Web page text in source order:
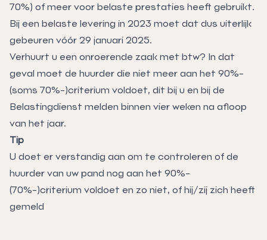
70%) of meer voor belaste prestaties heeft gebruikt.
Bij een belaste levering in 2023 moet dat dus uiterlijk
gebeuren vóór 29 januari 2025.
Verhuurt u een onroerende zaak met btw? In dat
geval moet de huurder die niet meer aan het 90%-
(soms 70%-)criterium voldoet, dit bij u en bij de
Belastingdienst melden binnen vier weken na afloop
van het jaar.
Tip
U doet er verstandig aan om te controleren of de
huurder van uw pand nog aan het 90%-
(70%-)criterium voldoet en zo niet, of hij/zij zich heeft
gemeld